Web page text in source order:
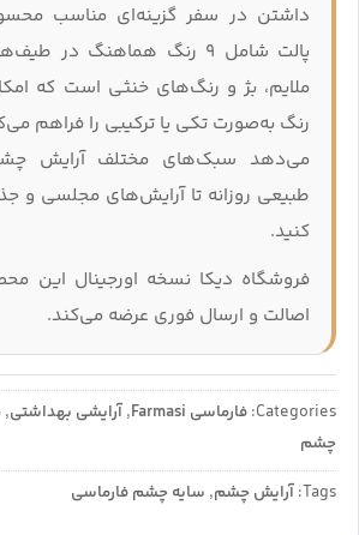
داشتن در سفر گزینه‌ای مناسب
پالت شامل ۹ رنگ هماهنگ در
ملایم، بژ و رنگ‌های خنثی است که
رنگ به‌صورت تکی یا ترکیبی را فراهم
می‌دهد سبک‌های مختلف آرایش
طبیعی روزانه تا آرایش‌های مجلسی و
کنید.
فروشگاه دیکا نسخه اورجینال این
اصالت و ارسال فوری عرضه می‌کند.
Categories: فارماسی Farmasi , آرایشی بهداشتی,
چشم
Tags: آرایش چشم, سایه چشم فارماسی